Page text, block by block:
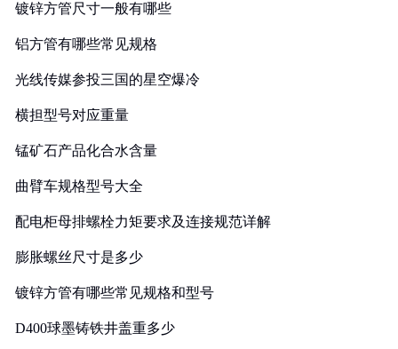
镀锌方管尺寸一般有哪些
铝方管有哪些常见规格
光线传媒参投三国的星空爆冷
横担型号对应重量
锰矿石产品化合水含量
曲臂车规格型号大全
配电柜母排螺栓力矩要求及连接规范详解
膨胀螺丝尺寸是多少
镀锌方管有哪些常见规格和型号
D400球墨铸铁井盖重多少